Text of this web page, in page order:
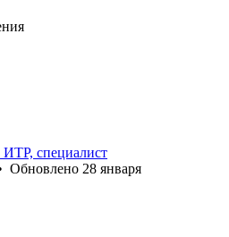
специалист
Обновлено 28 января